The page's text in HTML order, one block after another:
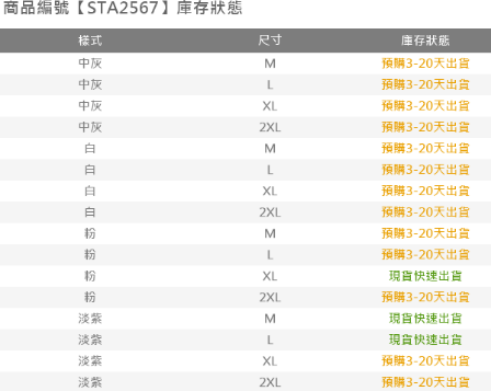
每筆NT$90，滿NT$999(含以上)免運費
離島郵局配送
每筆NT$90，滿NT$999(含以上)免運費
【宇迅國際】限一般住址，不支援智能櫃 查看運費